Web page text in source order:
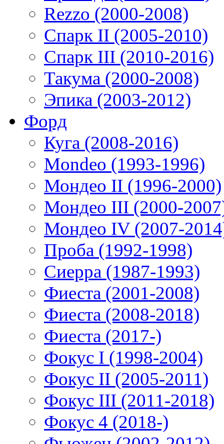
Rezzo (2000-2008)
Спарк II (2005-2010)
Спарк III (2010-2016)
Такума (2000-2008)
Эпика (2003-2012)
Форд
Куга (2008-2016)
Mondeo (1993-1996)
Мондео II (1996-2000)
Мондео III (2000-
Мондео IV (2007-
Проба (1992-1998)
Сиерра (1987-1993)
Фиеста (2001-2008)
Фиеста (2008-2018)
Фиеста (2017-)
Фокус I (1998-2004)
Фокус II (2005-2011)
Фокус III (2011-2018)
Фокус 4 (2018-)